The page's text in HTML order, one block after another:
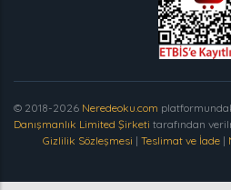
© 2018-2026 Neredeoku.com
Danışmanlık Limited Şirketi tarafından
Gizlilik Sözleşmesi | Teslimat ve İade |